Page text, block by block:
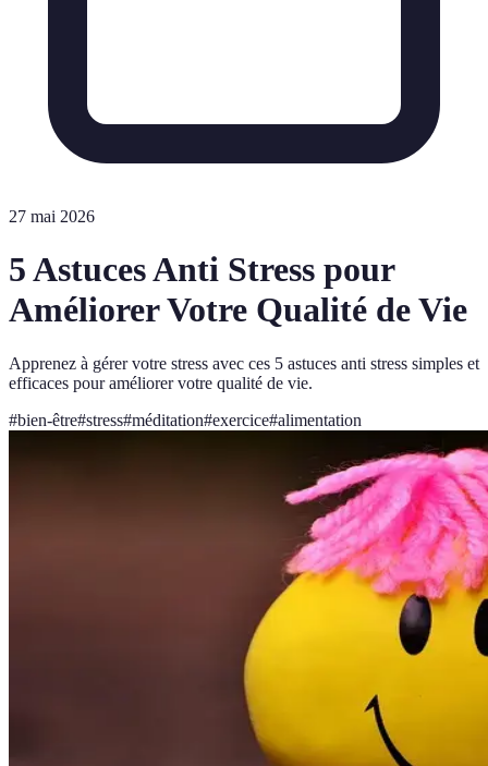
27 mai 2026
5 Astuces Anti Stress pour
Améliorer Votre Qualité de Vie
Apprenez à gérer votre stress avec ces 5 astuces anti stress simples et
efficaces pour améliorer votre qualité de vie.
#bien-être#stress#méditation#exercice#alimentation